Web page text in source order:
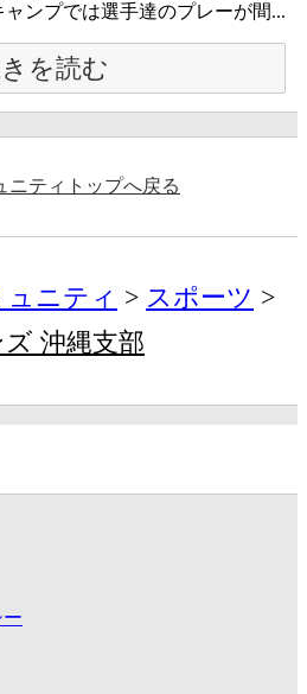
ンプでは選手達のプレーが間...
を読む
ニティトップへ戻る
ュニティ
スポーツ
沖縄支部